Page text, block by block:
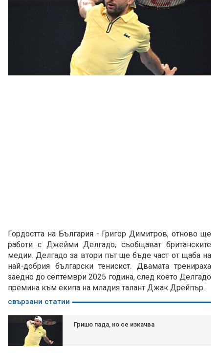
Гордостта на България - Григор Димитров, отново ще
работи с Джейми Делгадо, съобщават британските
медии. Делгадо за втори път ще бъде част от щаба на
най-добрия български тенисист. Двамата тренираха
заедно до септември 2025 година, след което Делгадо
премина към екипа на младия талант Джак Дрейпър.
свързани статии
Гришо пада, но се изкачва